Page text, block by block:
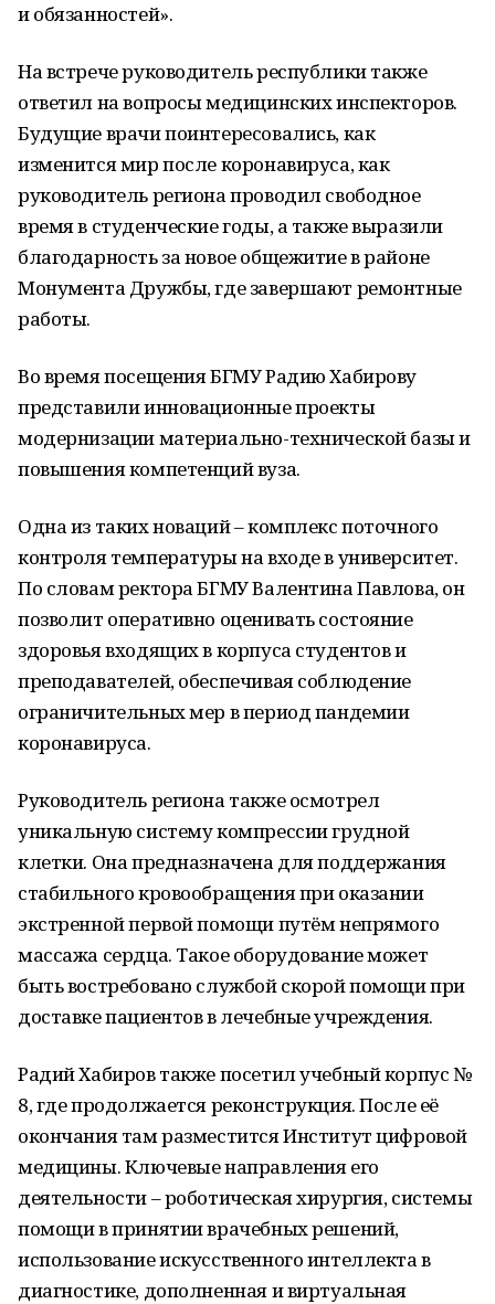
и обязанностей».
На встрече руководитель республики также
ответил на вопросы медицинских инспекторов.
Будущие врачи поинтересовались, как
изменится мир после коронавируса, как
руководитель региона проводил свободное
время в студенческие годы, а также выразили
благодарность за новое общежитие в районе
Монумента Дружбы, где завершают ремонтные
работы.
Во время посещения БГМУ Радию Хабирову
представили инновационные проекты
модернизации материально-технической базы и
повышения компетенций вуза.
Одна из таких новаций – комплекс поточного
контроля температуры на входе в университет.
По словам ректора БГМУ Валентина Павлова, он
позволит оперативно оценивать состояние
здоровья входящих в корпуса студентов и
преподавателей, обеспечивая соблюдение
ограничительных мер в период пандемии
коронавируса.
Руководитель региона также осмотрел
уникальную систему компрессии грудной
клетки. Она предназначена для поддержания
стабильного кровообращения при оказании
экстренной первой помощи путём непрямого
массажа сердца. Такое оборудование может
быть востребовано службой скорой помощи при
доставке пациентов в лечебные учреждения.
Радий Хабиров также посетил учебный корпус №
8, где продолжается реконструкция. После её
окончания там разместится Институт цифровой
медицины. Ключевые направления его
деятельности – роботическая хирургия, системы
помощи в принятии врачебных решений,
использование искусственного интеллекта в
диагностике, дополненная и виртуальная